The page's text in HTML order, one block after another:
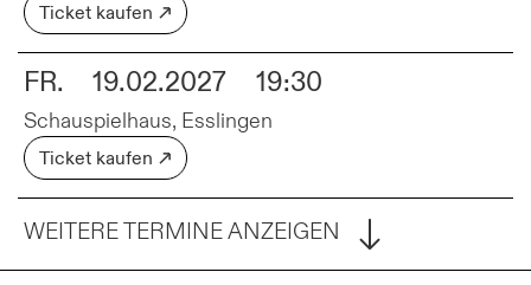
Ticket kaufen
FR. 19.02.2027 19:30
Schauspielhaus, Esslingen
Ticket kaufen
WEITERE TERMINE ANZEIGEN